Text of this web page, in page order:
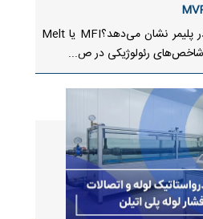
MFI چیست و چه چیزی را در پلیمر نشان می‌دهد؟MFI یا Melt